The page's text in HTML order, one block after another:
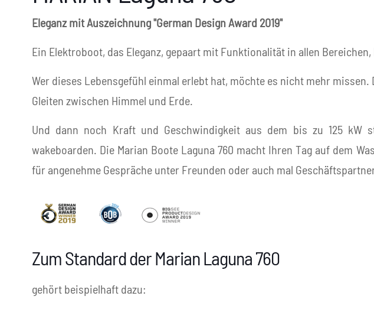
Eleganz mit Auszeichnung "German Design Award 2019"
Ein Elektroboot, das Eleganz, gepaart mit Funktionalität in allen
Wer dieses Lebensgefühl einmal erlebt hat, möchte es nicht mehr
Gleiten zwischen Himmel und Erde.
Und dann noch Kraft und Geschwindigkeit aus dem bis zu 125 kW
wakeboarden. Die Marian Boote Laguna 760 macht Ihren Tag auf dem
für angenehme Gespräche unter Freunden oder auch mal
Zum Standard der Marian Laguna 760
gehört beispielhaft dazu: